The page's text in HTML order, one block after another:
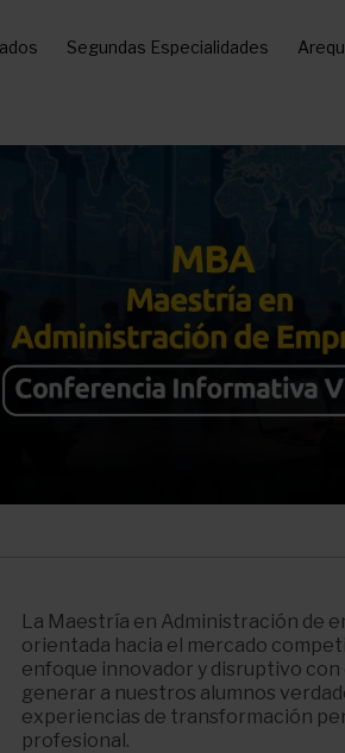
Segundas Especialidades
La Maestría en Administración de
orientada hacia el mercado
enfoque innovador y disruptivo
generar a nuestros alumnos
experiencias de transformación
profesional.